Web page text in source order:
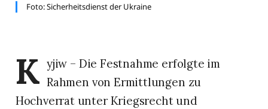
Foto: Sicherheitsdienst der Ukraine
K yjiw – Die Festnahme erfolgte im
Rahmen von Ermittlungen zu
Hochverrat unter Kriegsrecht und